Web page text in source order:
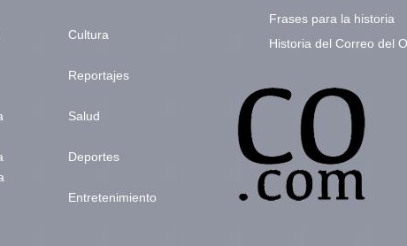
Cultura
Reportajes
Salud
Deportes
Entretenimiento
Frases para la historia
Historia del Correo del